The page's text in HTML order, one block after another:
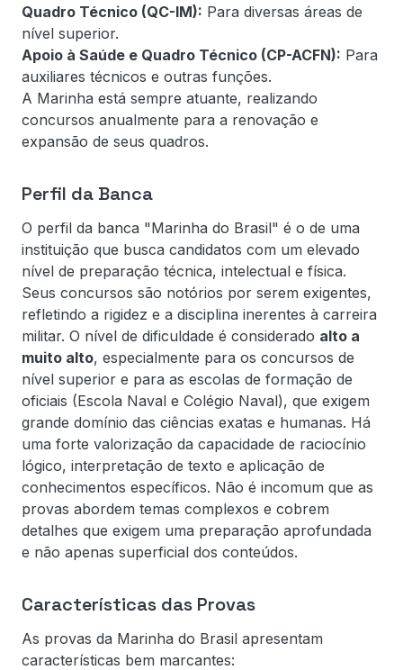
Quadro Técnico (QC-IM): Para diversas áreas de
nível superior.
Apoio à Saúde e Quadro Técnico (CP-ACFN): Para
auxiliares técnicos e outras funções.
A Marinha está sempre atuante, realizando
concursos anualmente para a renovação e
expansão de seus quadros.
Perfil da Banca
O perfil da banca "Marinha do Brasil" é o de uma
instituição que busca candidatos com um elevado
nível de preparação técnica, intelectual e física.
Seus concursos são notórios por serem exigentes,
refletindo a rigidez e a disciplina inerentes à carreira
militar. O nível de dificuldade é considerado alto a
muito alto, especialmente para os concursos de
nível superior e para as escolas de formação de
oficiais (Escola Naval e Colégio Naval), que exigem
grande domínio das ciências exatas e humanas. Há
uma forte valorização da capacidade de raciocínio
lógico, interpretação de texto e aplicação de
conhecimentos específicos. Não é incomum que as
provas abordem temas complexos e cobrem
detalhes que exigem uma preparação aprofundada
e não apenas superficial dos conteúdos.
Características das Provas
As provas da Marinha do Brasil apresentam
características bem marcantes: